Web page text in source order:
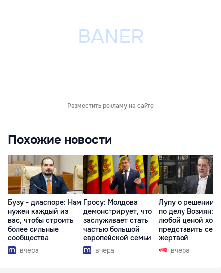
Разместить рекламу на сайте
Похожие новости
Бузу - диаспоре: Нам
нужен каждый из
вас, чтобы строить
более сильные
сообщества
вчера
Гросу: Молдова
демонстрирует, что
заслуживает стать
частью большой
европейской семьи
вчера
Лупу о решении
по делу Возиян:
любой ценой
представить себя
жертвой
вчера